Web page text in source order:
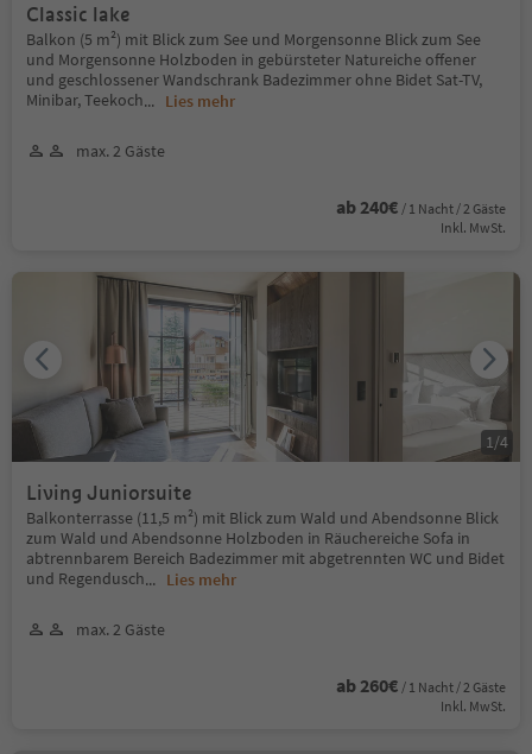
Classic lake
Balkon (5 m²) mit Blick zum See und Morgensonne Blick zum See
und Morgensonne Holzboden in gebürsteter Natureiche offener
und geschlossener Wandschrank Badezimmer ohne Bidet Sat-TV,
Minibar, Teekoch... Lies mehr
max. 2 Gäste
ab 240€ / 1 Nacht / 2 Gäste
Inkl. MwSt.
Living Juniorsuite
Balkonterrasse (11,5 m²) mit Blick zum Wald und Abendsonne Blick
zum Wald und Abendsonne Holzboden in Räuchereiche Sofa in
abtrennbarem Bereich Badezimmer mit abgetrennten WC und Bidet
und Regendusch... Lies mehr
max. 2 Gäste
ab 260€ / 1 Nacht / 2 Gäste
Inkl. MwSt.
1 /4